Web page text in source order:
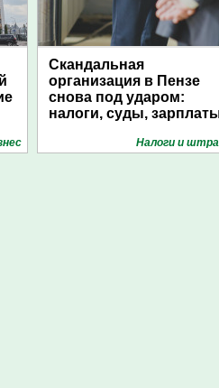
Скандальная
организация в Пензе
снова под ударом:
налоги, суды,
Налоги и